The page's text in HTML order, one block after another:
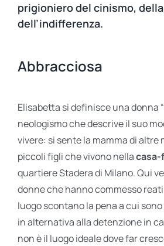
prigioniero del cinismo,
dell’indifferenza.
Abbracciosa
Elisabetta si definisce una donna
neologismo che descrive il suo
vivere: si sente la mamma di altre
piccoli figli che vivono nellacasa-
quartiere Stadera di Milano. Qui
donne che hanno commesso
luogo scontano la pena a cui
in alternativa alla detenzione in
non è il luogo ideale dove far